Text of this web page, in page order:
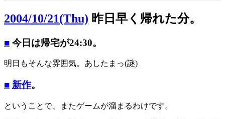
2004/10/21(Thu) 昨日早く帰れた分。
■ 今日は帰宅が24:30。
明日もそんな雰囲気。あしたまっ(謎)
■ 新作。
ということで、またゲームが溜まるわけです。